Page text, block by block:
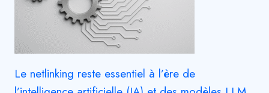
Le netlinking reste essentiel à l’ère de